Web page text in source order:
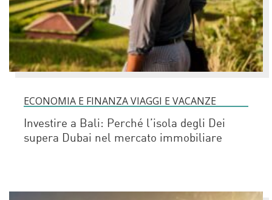
ECONOMIA E FINANZA VIAGGI E VACANZE
Investire a Bali: Perché l’isola degli Dei
supera Dubai nel mercato immobiliare